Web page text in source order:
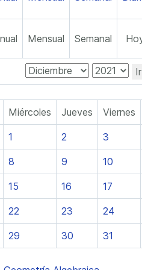
Mensual Semanal
Miércoles Jueves Viernes
1 2 3
8 9 10
15 16 17
22 23 24
29 30
31